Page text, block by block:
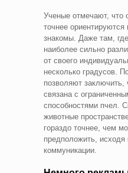
Ученые отмечают, что
точнее
знакомы. Даже там,
наиболее сильно
от своего
несколько градусов.
позволяют заключить,
связана с
способностями пчел.
животные
гораздо точнее, чем
предположить, исходя
коммуникации.